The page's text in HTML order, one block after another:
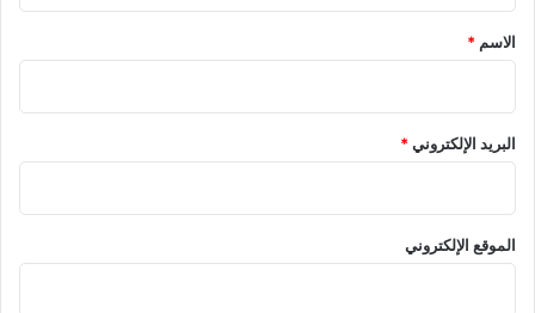
*
الاسم *
البريد الإلكتروني*
الموقع الإلكتروني